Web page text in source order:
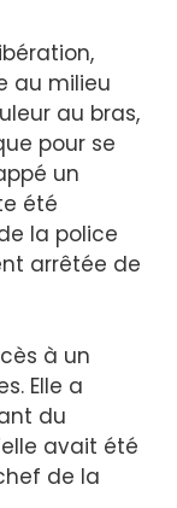
au milieu
au bras,
pour se
un
été
la police
arrêtée de
à un
Elle a
du
avait été
de la